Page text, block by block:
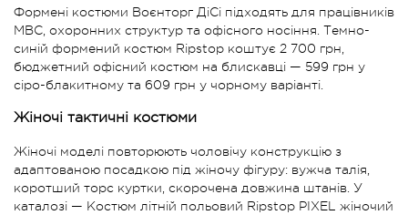
Формені костюми Воєнторг ДіСі підходять для працівників
МВС, охоронних структур та офісного носіння. Темно-
синій формений костюм Ripstop коштує 2 700 грн,
бюджетний офісний костюм на блискавці — 599 грн у
сіро-блакитному та 609 грн у чорному варіанті.
Жіночі тактичні костюми
Жіночі моделі повторюють чоловічу конструкцію з
адаптованою посадкою під жіночу фігуру: вужча талія,
коротший торс куртки, скорочена довжина штанів. У
каталозі — Костюм літній польовий Ripstop PIXEL жіночий